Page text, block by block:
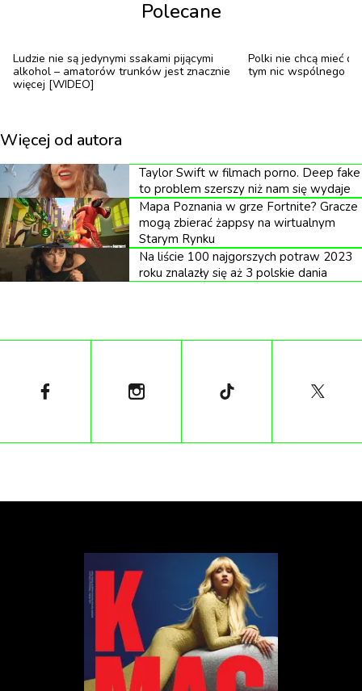
zauważyli u siebie większe pokłady energii i
się jakość snu, 54 proc. zauważyło lepszy wygląd
cery, a 58 proc. straciło również na wadze.
„To rodzaj autodiagnozy tego, jak ważny jest dla
ciebie alkohol
– mówi profesor psychologii
Uniwersytetu Północnej Dakoty, Sharon
Wilsnack, dlatoday.com. –Czy możesz wytrzymać
tydzień lub miesiąc bez alkoholu? A jeśli nie
możesz, to dlaczego? Co jest przyczyną twojej
wino, kiedy wracam z pracy do domu?«, to
Wilsnack. To czas na rozmowę z lekarzem.
Profesorowie University College London
przeprowadzili badania na grupie biorącej udział w
Polecane
Ludzie nie są jedynymi ssakami pijącymi
alkohol – amatorów trunków jest znacznie
więcej [WIDEO]
Polki nie chcą mieć
tym nic wspólnego
Więcej od autora
Taylor Swift w filmach porno. Deep fake
to problem szerszy niż nam się wydaje
Mapa Poznania w grze Fortnite? Gracze
mogą zbierać żappsy na wirtualnym
Starym Rynku
Na liście 100 najgorszych potraw 2023
roku znalazły się aż 3 polskie dania